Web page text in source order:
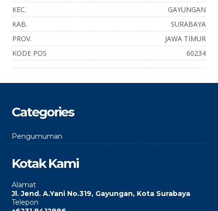
KEC.
GAYUNGAN
KAB.
SURABAYA
PROV.
JAWA TIMUR
KODE POS
60234
Categories
Pengumuman
Kotak Kami
Alamat
Jl. Jend. A.Yani No.319, Gayungan, Kota Surabaya
Telepon